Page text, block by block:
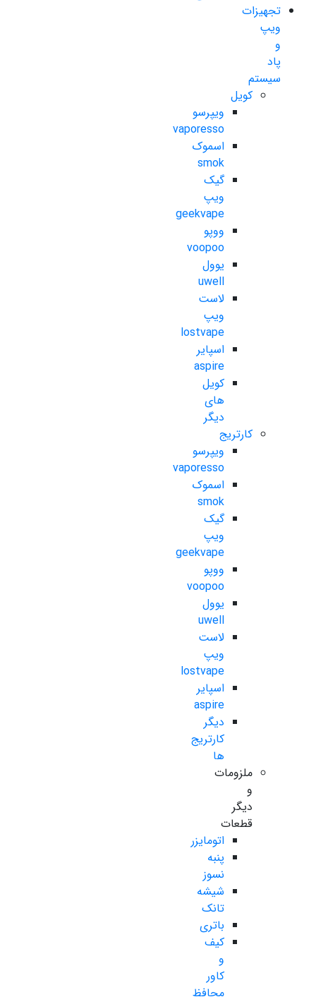
تجهیزات
ویپ
و
پاد
سیستم
کویل
ویپرسو
vaporesso
اسموک
smok
گیک
ویپ
geekvape
ووپو
voopoo
یوول
uwell
لاست
ویپ
lostvape
اسپایر
aspire
کویل
های
دیگر
کارتریج
ویپرسو
vaporesso
اسموک
smok
گیک
ویپ
geekvape
ووپو
voopoo
یوول
uwell
لاست
ویپ
lostvape
اسپایر
aspire
دیگر
کارتریج
ها
ملزومات
و
دیگر
قطعات
اتومایزر
پنبه
نسوز
شیشه
تانک
باتری
کیف
و
کاور
محافظ